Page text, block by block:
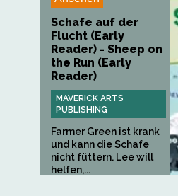
Schafe auf der
Flucht (Early
Reader) - Sheep on
the Run (Early
Reader)
MAVERICK ARTS
PUBLISHING
Farmer Green ist krank
und kann die Schafe
nicht füttern. Lee will
helfen,...